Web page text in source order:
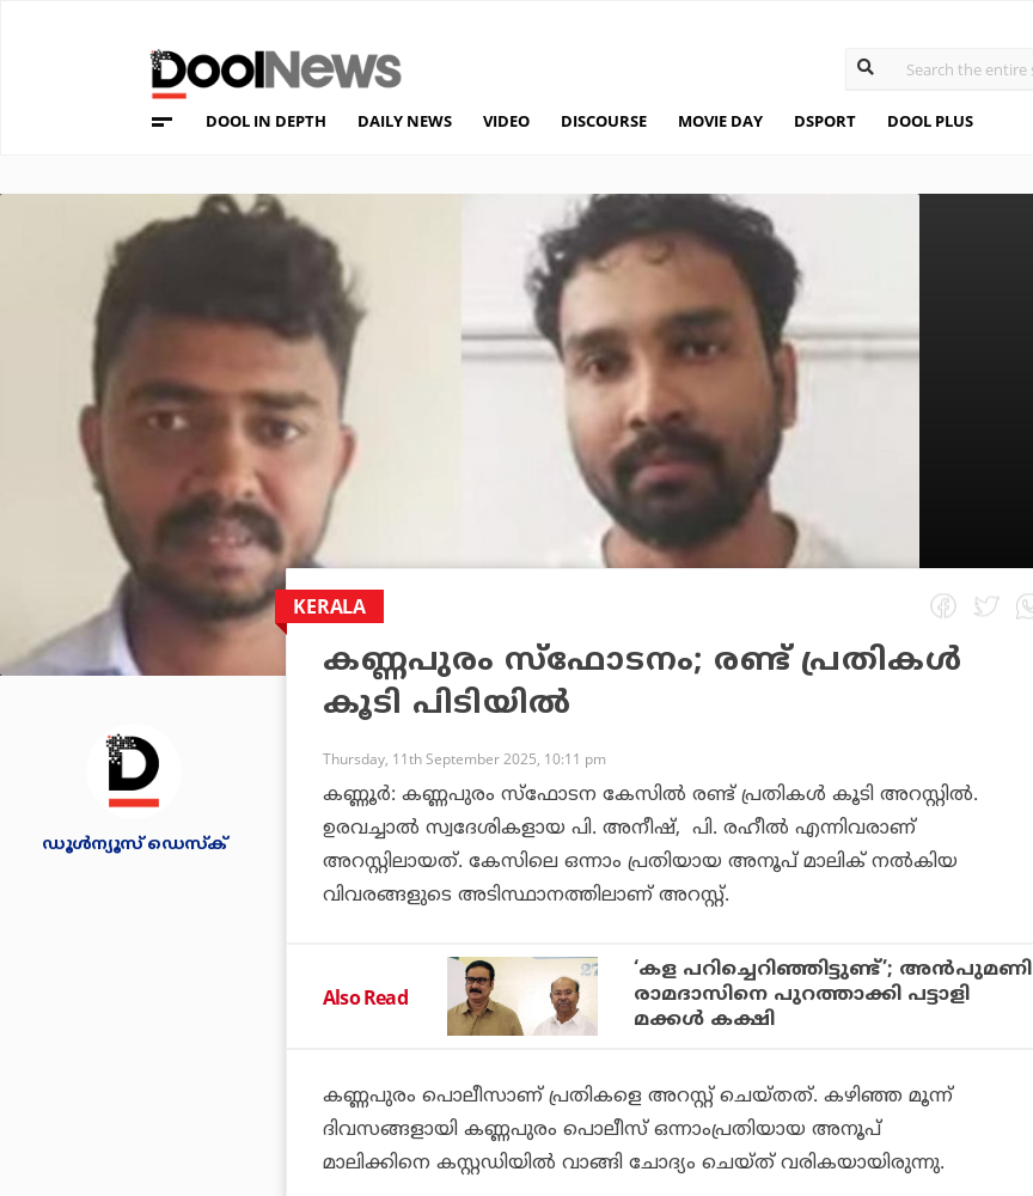
DOOL IN DEPTH DAILY NEWS VIDEO DISCOURSE MOVIE DAY DSPORT DOOL PLUS
ഡൂള്‍ന്യൂസ് ഡെസ്‌ക്
KERALA
കണ്ണപുരം സ്‌ഫോടനം; രണ്ട് പ്രതികള്‍
കൂടി പിടിയില്‍
Thursday, 11th September 2025, 10:11 pm
കണ്ണൂര്‍: കണ്ണപുരം സ്‌ഫോടന കേസില്‍ രണ്ട് പ്രതികള്‍ കൂടി അറസ്റ്റില്‍.
ഉരവച്ചാല്‍ സ്വദേശികളായ പി. അനീഷ്, പി. രഹീല്‍ എന്നിവരാണ്
അറസ്റ്റിലായത്. കേസിലെ ഒന്നാം പ്രതിയായ അനൂപ് മാലിക് നല്‍കിയ
വിവരങ്ങളുടെ അടിസ്ഥാനത്തിലാണ് അറസ്റ്റ്.
Also Read
‘കള പറിച്ചെറിഞ്ഞിട്ടുണ്ട്’; അന്‍പുമണി
രാമദാസിനെ പുറത്താക്കി പട്ടാളി
മക്കള്‍ കക്ഷി
കണ്ണപുരം പൊലീസാണ് പ്രതികളെ അറസ്റ്റ് ചെയ്തത്. കഴിഞ്ഞ മൂന്ന്
ദിവസങ്ങളായി കണ്ണപുരം പൊലീസ് ഒന്നാംപ്രതിയായ അനൂപ്
മാലിക്കിനെ കസ്റ്റഡിയില്‍ വാങ്ങി ചോദ്യം ചെയ്ത് വരികയായിരുന്നു.